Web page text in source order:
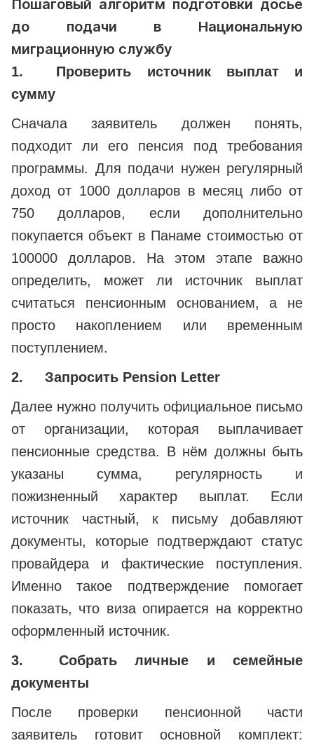
Пошаговый алгоритм подготовки досье
до подачи в Национальную
миграционную службу
1.
Проверить источник выплат и
сумму
Сначала заявитель должен понять,
подходит ли его пенсия под требования
программы. Для подачи нужен регулярный
доход от 1000 долларов в месяц либо от
750 долларов, если дополнительно
покупается объект в Панаме стоимостью от
100000 долларов. На этом этапе важно
определить, может ли источник выплат
считаться пенсионным основанием, а не
просто накоплением или временным
поступлением.
2.
Запросить Pension Letter
Далее нужно получить официальное письмо
от организации, которая выплачивает
пенсионные средства. В нём должны быть
указаны сумма, регулярность и
пожизненный характер выплат. Если
источник частный, к письму добавляют
документы, которые подтверждают статус
провайдера и фактические поступления.
Именно такое подтверждение помогает
показать, что виза опирается на корректно
оформленный источник.
3.
Собрать личные и семейные
документы
После проверки пенсионной части
заявитель готовит основной комплект: